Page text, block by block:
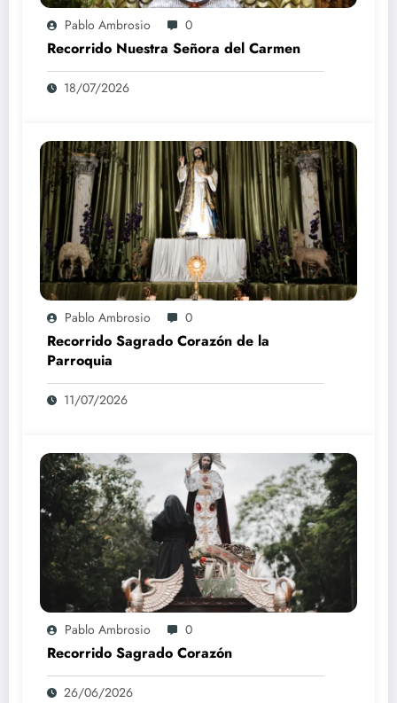
Pablo Ambrosio 0
Recorrido Nuestra Señora del Carmen
18/07/2026
Pablo Ambrosio 0
Recorrido Sagrado Corazón de la
Parroquia
11/07/2026
Pablo Ambrosio 0
Recorrido Sagrado Corazón
26/06/2026